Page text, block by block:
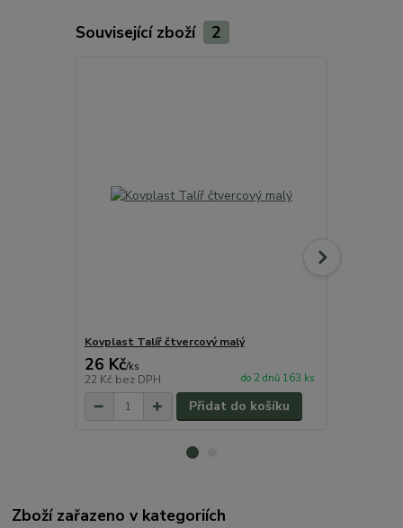
Související zboží 2
Kovplast Talíř čtvercový malý
26 Kč/ks
22 Kč bez DPH do 2 dnů 163 ks
Přidat do košíku
Zboží zařazeno v kategoriích